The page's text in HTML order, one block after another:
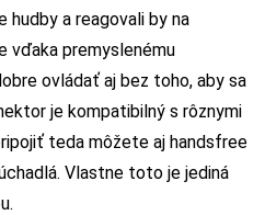
hudby a reagovali by na
vďaka premyslenému
ovládať aj bez toho, aby sa
je kompatibilný s rôznymi
teda môžete aj handsfree
Vlastne toto je jediná